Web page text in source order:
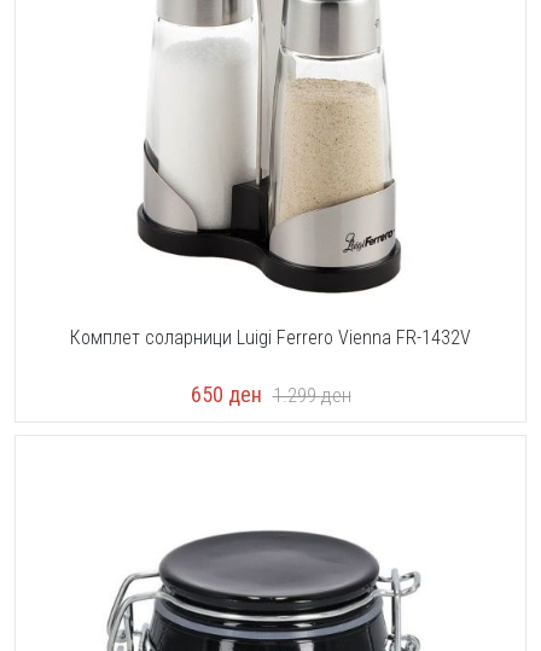
Комплет соларници Luigi Ferrero Vienna FR-1432V
650 ден 1.299ден